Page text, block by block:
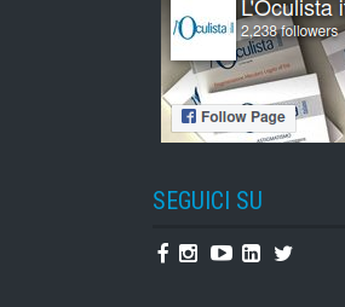
SEGUICI SU
Facebook
Instagram
YoutubeLinkedin
Twitter